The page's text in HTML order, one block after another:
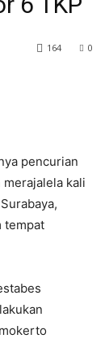
0
164
pencurian
kali
tempat